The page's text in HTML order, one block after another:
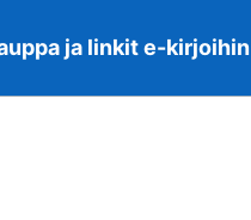
ja linkit e-kirjoihin